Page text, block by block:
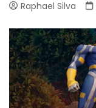
Raphael Silva